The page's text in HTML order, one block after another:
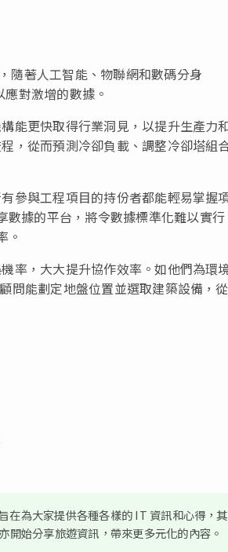
隨著人工智能、物聯網和數碼分身
對激增的數據。
能更快取得行業洞見，以提升生產力
，從而預測冷卻負載、調整冷卻塔組
參與工程項目的持份者都能輕易掌握
據的平台，將令數據標準化難以實
。
率，大大提升協作效率。如他們為環
問能劃定地盤位置並選取建築設備，
在為大家提供各種各樣的 IT 資訊和心得，
開始分享旅遊資訊，帶來更多元化的內容。